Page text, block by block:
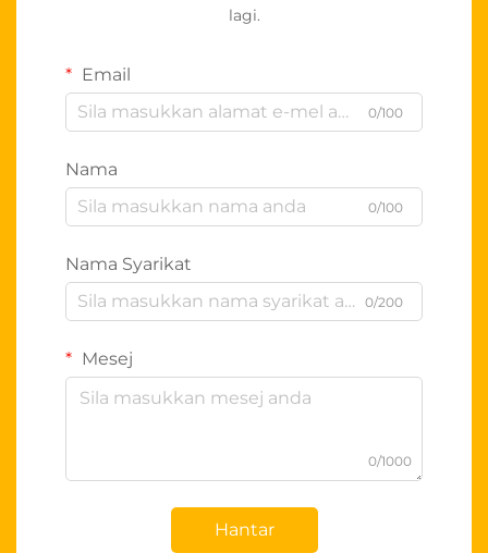
lagi.
Email
0/100
Nama
0/100
Nama Syarikat
0/200
Mesej
0/1000
Hantar